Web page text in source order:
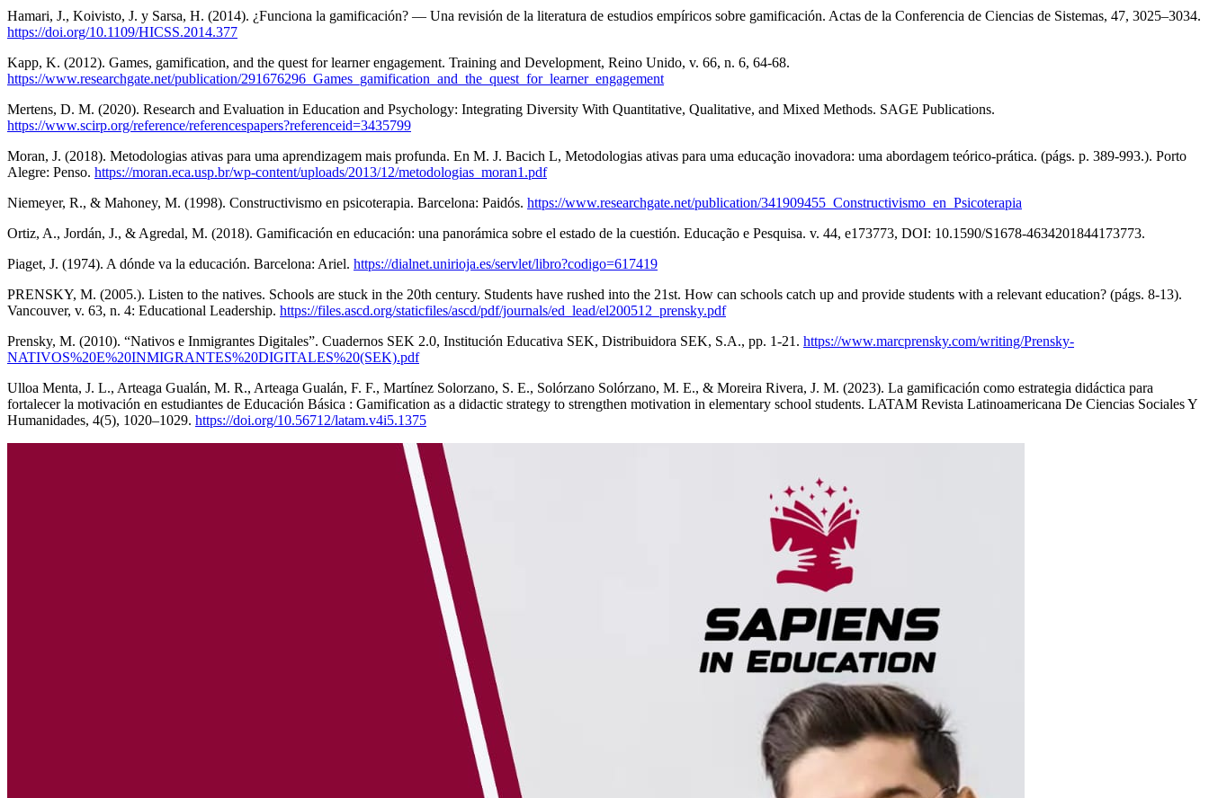
Hamari, J., Koivisto, J. y Sarsa, H. (2014). ¿Funciona la gamificación? — Una revisión de la literatura de estudios empíricos sobre gamificación. Actas de la Conferencia de Ciencias de Sistemas, 47, 3025–3034.
https://doi.org/10.1109/HICSS.2014.377
Kapp, K. (2012). Games, gamification, and the quest for learner engagement. Training and Development, Reino Unido, v. 66, n. 6, 64-68.
https://www.researchgate.net/publication/291676296_Games_gamification_and_the_quest_for_learner_engagement
Mertens, D. M. (2020). Research and Evaluation in Education and Psychology: Integrating Diversity With Quantitative, Qualitative, and Mixed Methods. SAGE Publications.
https://www.scirp.org/reference/referencespapers?referenceid=3435799
Moran, J. (2018). Metodologias ativas para uma aprendizagem mais profunda. En M. J. Bacich L, Metodologias ativas para uma educação inovadora: uma abordagem teórico-prática. (págs. p. 389-993.). Porto
Alegre: Penso. https://moran.eca.usp.br/wp-content/uploads/2013/12/metodologias_moran1.pdf
Niemeyer, R., & Mahoney, M. (1998). Constructivismo en psicoterapia. Barcelona: Paidós. https://www.researchgate.net/publication/341909455_Constructivismo_en_Psicoterapia
Ortiz, A., Jordán, J., & Agredal, M. (2018). Gamificación en educación: una panorámica sobre el estado de la cuestión. Educação e Pesquisa. v. 44, e173773, DOI: 10.1590/S1678-4634201844173773.
Piaget, J. (1974). A dónde va la educación. Barcelona: Ariel. https://dialnet.unirioja.es/servlet/libro?codigo=617419
PRENSKY, M. (2005.). Listen to the natives. Schools are stuck in the 20th century. Students have rushed into the 21st. How can schools catch up and provide students with a relevant education? (págs. 8-13).
Vancouver, v. 63, n. 4: Educational Leadership. https://files.ascd.org/staticfiles/ascd/pdf/journals/ed_lead/el200512_prensky.pdf
Prensky, M. (2010). “Nativos e Inmigrantes Digitales”. Cuadernos SEK 2.0, Institución Educativa SEK, Distribuidora SEK, S.A., pp. 1-21. https://www.marcprensky.com/writing/Prensky-
NATIVOS%20E%20INMIGRANTES%20DIGITALES%20(SEK).pdf
Ulloa Menta, J. L., Arteaga Gualán, M. R., Arteaga Gualán, F. F., Martínez Solorzano, S. E., Solórzano Solórzano, M. E., & Moreira Rivera, J. M. (2023). La gamificación como estrategia didáctica para
fortalecer la motivación en estudiantes de Educación Básica : Gamification as a didactic strategy to strengthen motivation in elementary school students. LATAM Revista Latinoamericana De Ciencias Sociales Y
Humanidades, 4(5), 1020–1029. https://doi.org/10.56712/latam.v4i5.1375